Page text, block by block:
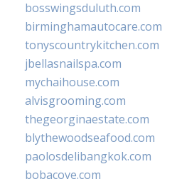
bosswingsduluth.com
birminghamautocare.com
tonyscountrykitchen.com
jbellasnailspa.com
mychaihouse.com
alvisgrooming.com
thegeorginaestate.com
blythewoodseafood.com
paolosdelibangkok.com
bobacove.com